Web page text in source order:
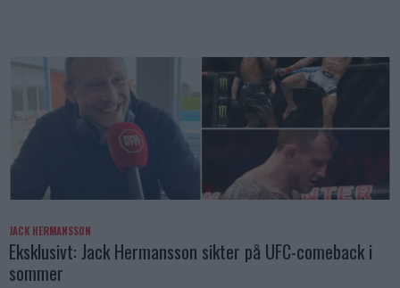
JACK HERMANSSON
Eksklusivt: Jack Hermansson sikter på UFC-comeback i
sommer